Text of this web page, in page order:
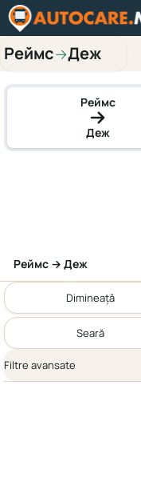
Реймс→Деж
Реймс
Деж
Реймс → Деж
Dimineață
Seară
Filtre avansate